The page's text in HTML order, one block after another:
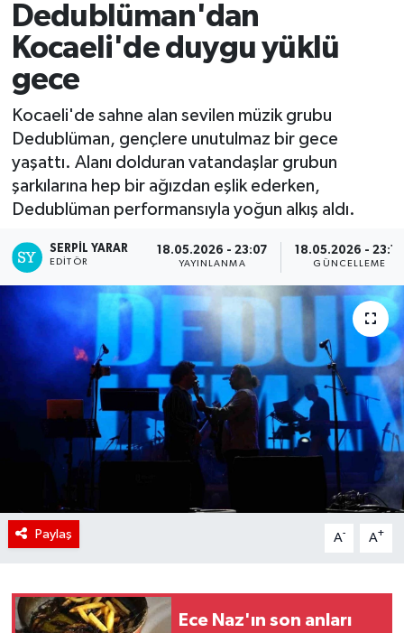
Dedublüman'dan
Kocaeli'de duygu yüklü
gece
Kocaeli'de sahne alan sevilen müzik grubu
Dedublüman, gençlere unutulmaz bir gece
yaşattı. Alanı dolduran vatandaşlar grubun
şarkılarına hep bir ağızdan eşlik ederken,
Dedublüman performansıyla yoğun alkış aldı.
SERPİL YARAR
EDITÖR
18.05.2026 - 23:07
YAYINLANMA
18.05.2026 - 23:16
GÜNCELLEME
Paylaş A- A+
Ece Naz'ın son anları